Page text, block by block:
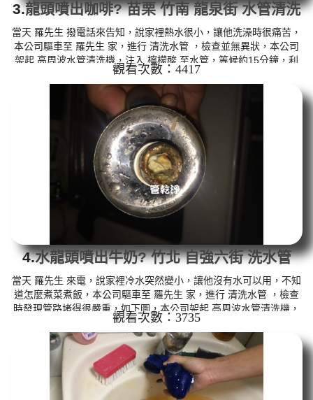
3.龍頭噴出咖啡? 苗栗 竹南 龍泉街 水管清洗
當天 羅先生 撥電話來告知，說家裡熱水很小，讓他洗澡時很痛苦，
本公司驅車至 羅先生 家，進行 清洗水管 ，檢查並無異狀，本公司
架起 高周波水管清洗機，注入 檸檬酸 至水管，等候約15分鐘，利
用 水管清洗機 ，開啟 水槌 模式，把水管內的污垢及異物沖出來，
水龍頭出水呈現白色，就像是牛奶一樣，如下影片，沒多久水管噴
出黃色的水~最後變成咖啡色，羅先生 說，家裡的水管裡怎麼這麼
髒!! 如是自來水，如水管老化，會產生鐵鏽跟泥沙堆積，洗出來的水
就會是咖啡色，地下水含有氧化錳，管壁上會結成黑色管垢，洗出...
觀看次數：4417
4.水龍頭噴出牛奶? 竹北 自強六街 洗水管
當天 羅先生 來電，說家裡冷水突然變小，讓他沒有水可以用，不知
道怎麼煮菜煮飯，本公司驅車至 羅先生 家，進行 清洗水管 ，檢查
時發現管路堵得很嚴重，如下圖，本公司架起 高周波水管清洗機，
注入 檸檬酸 至水管，等候約15分鐘，利用 水管清洗機 ，開啟 水
槌 模式，把水管內的污垢及異物沖出來，一開始怎麼洗都沒東西，
突然水龍頭出水呈現白色，就像牛奶一樣，如下影片，羅先生 說，
我家水管裡怎麼會這樣!! 如是自來水，如水管老化，會產生鐵鏽跟泥
沙堆積，洗出來的水就會是咖啡色，地下水含有氧化錳，管壁上會...
觀看次數：3735